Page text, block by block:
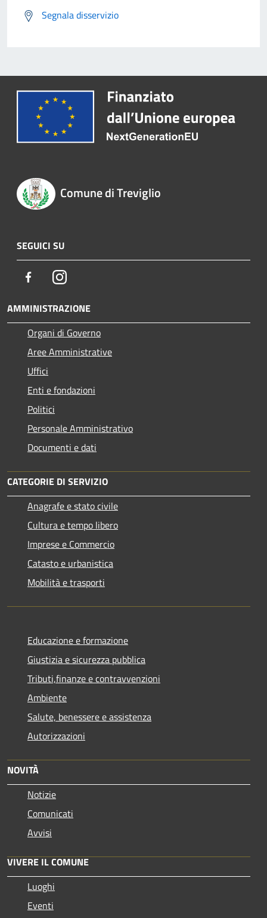
Segnala disservizio
Comune di Treviglio
SEGUICI SU
FacebookInstagram
AMMINISTRAZIONE
Organi di Governo
Aree Amministrative
Uffici
Enti e fondazioni
Politici
Personale Amministrativo
Documenti e dati
CATEGORIE DI SERVIZIO
Anagrafe e stato civile
Cultura e tempo libero
Imprese e Commercio
Catasto e urbanistica
Mobilità e trasporti
Educazione e formazione
Giustizia e sicurezza pubblica
Tributi,finanze e contravvenzioni
Ambiente
Salute, benessere e assistenza
Autorizzazioni
NOVITÀ
Notizie
Comunicati
Avvisi
VIVERE IL COMUNE
Luoghi
Eventi